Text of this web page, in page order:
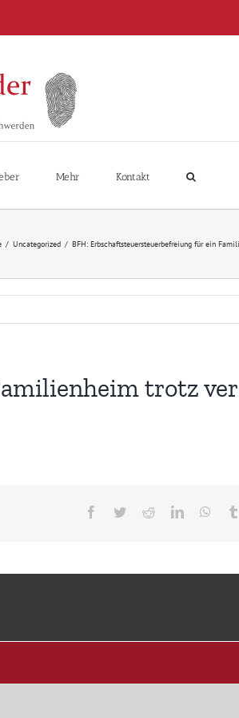
Mehr Kontakt
/ Uncategorized / BFH: Erbschaftsteuersteuerbefreiung für ein
trotz
Facebook
TwitterRedditLinkedIn